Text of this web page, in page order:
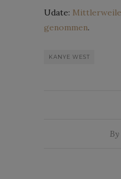
Udate:
genommen.
KANYE WEST
By